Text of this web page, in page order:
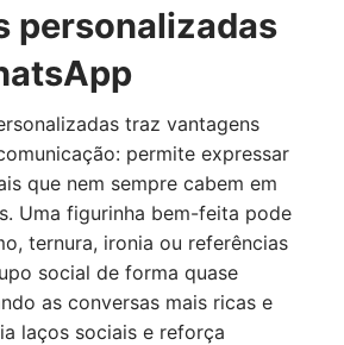
personalizadas
traz vantagens
permite expressar
que nem sempre cabem em
Uma figurinha bem-feita pode
ternura, ironia ou referências
social de forma quase
as conversas mais ricas e
laços sociais e reforça